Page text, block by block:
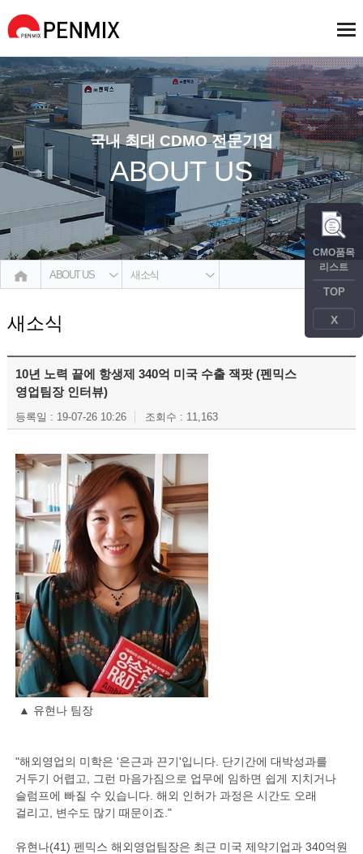
CMO품목
리스트
TOP
X
국내 최대 CDMO 전문기업
ABOUT US
ABOUT US 새소식
새소식
10년 노력 끝에 항생제 340억 미국 수출 잭팟 (펜믹스
영업팀장 인터뷰)
등록일 : 19-07-26 10:26 조회수 : 11,163
▲ 유현나 팀장
"해외영업의 미학은 '은근과 끈기'입니다. 단기간에 대박성과를
거두기 어렵고, 그런 마음가짐으로 업무에 임하면 쉽게 지치거나
슬럼프에 빠질 수 있습니다. 해외 인허가 과정은 시간도 오래
걸리고, 변수도 많기 때문이죠."
유현나(41) 펜믹스 해외영업팀장은 최근 미국 제약기업과 340억원